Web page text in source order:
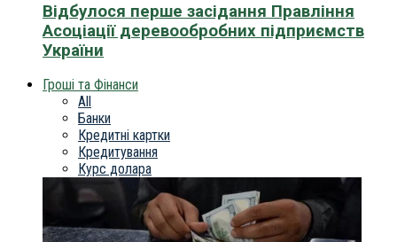
Відбулося перше засідання Правління
Асоціації деревообробних підприємств
України
Гроші та Фінанси
All
Банки
Кредитні картки
Кредитування
Курс долара